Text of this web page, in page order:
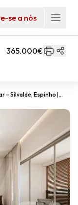
se a nós
– Silvalde, Espinho |
365.000€